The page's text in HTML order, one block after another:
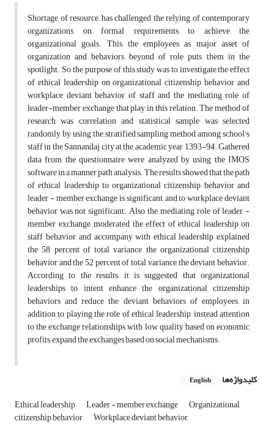
Shortage of resource, has challenged the relying of contemporary
organizations on formal requirements to achieve the
organizational goals. This, the employees as major asset of
organization and behaviors beyond of role puts them in the
spotlight. So, the purpose of this study was to investigate the effect
of ethical leadership on organizational citizenship behavior and
workplace deviant behavior of staff and the mediating role of
leader-member exchange that play in this relation. The method of
research was correlation and statistical sample was selected
randomly by using the stratified sampling method among school’s
staff in the Sannandaj city at the academic year 1393-94. Gathered
data from the questionnaire were analyzed by using the IMOS
software in a manner path analysis. The results showed that the path
of ethical leadership to organizational citizenship behavior and
leader - member exchange is significant, and to workplace deviant
behavior was not significant. Also, the mediating role of leader -
member exchange, moderated the effect of ethical leadership on
staff behavior, and accompany with ethical leadership explained
the 58 percent of total variance the organizational citizenship
behavior and the 52 percent of total variance the deviant behavior.
According to the results, it is suggested that organizational
leaderships to intent enhance the organizational citizenship
behaviors and reduce the deviant behaviors of employees, in
addition to playing the role of ethical leadership, instead attention
to the exchange relationships with low quality based on economic
profits, expand the exchanges based on social mechanisms.
کلیدواژه‌ها English
Ethical leadership Leader - member exchange Organizational
citizenship behavior Workplace deviant behavior